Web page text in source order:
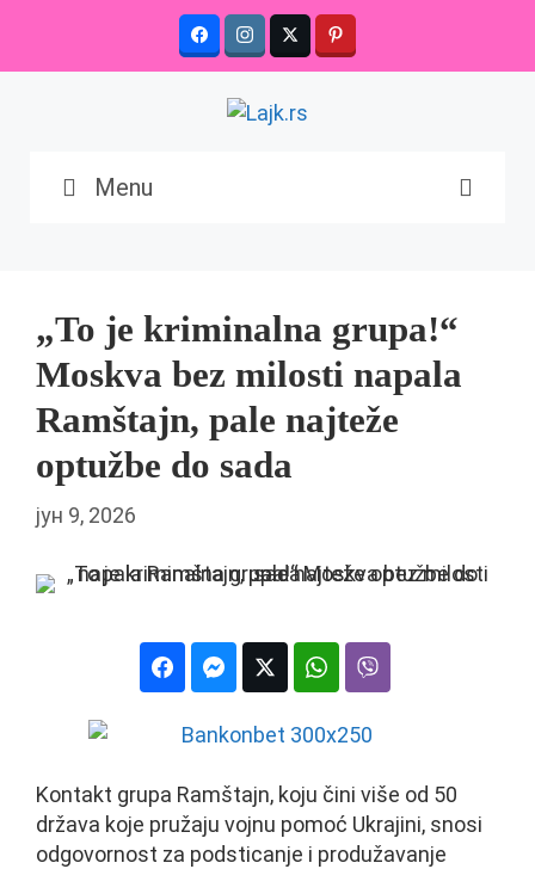
content
Menu
„To je kriminalna grupa!“
Moskva bez milosti napala
Ramštajn, pale najteže
optužbe do sada
јун 9, 2026
Kontakt grupa Ramštajn, koju čini više od 50
država koje pružaju vojnu pomoć Ukrajini, snosi
odgovornost za podsticanje i produžavanje